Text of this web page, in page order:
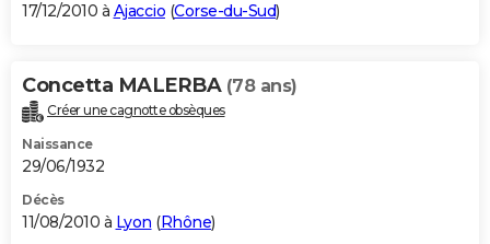
17/12/2010 à Ajaccio (Corse-du-Sud)
Concetta MALERBA (78 ans)
Créer une cagnotte obsèques
Naissance
29/06/1932
Décès
11/08/2010 à Lyon (Rhône)